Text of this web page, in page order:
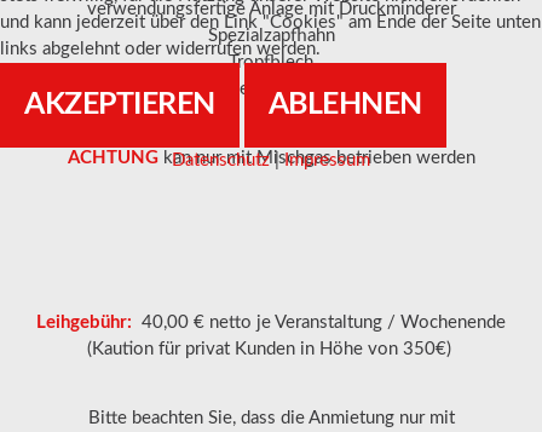
verwendungsfertige Anlage mit Druckminderer
Spezialzapfhahn
Tropfblech
Betrieb mit 220 V
ACHTUNG kan nur mit Mischgas betrieben werden
Leihgebühr: 40,00 € netto je Veranstaltung / Wochenende
(Kaution für privat Kunden in Höhe von 350€)
Bitte beachten Sie, dass die Anmietung nur mit
und kann jederzeit über den Link "Cookies" am Ende der Seite unten
links abgelehnt oder widerrufen werden.
AKZEPTIEREN ABLEHNEN
Datenschutz|Impressum